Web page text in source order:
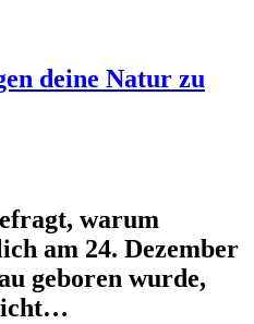
deine Natur zu
warum
am 24. Dezember
geboren wurde,